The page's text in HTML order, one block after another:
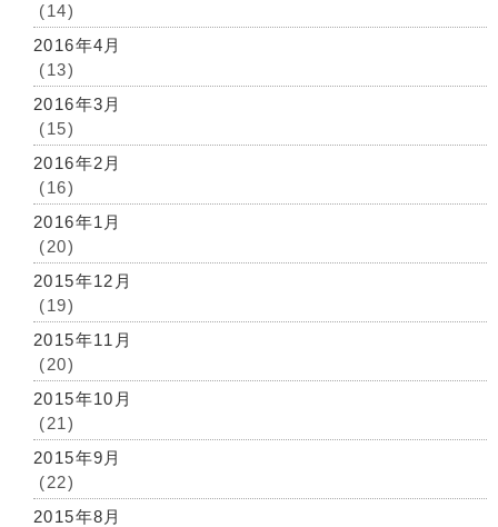
(14)
2016年4月
(13)
2016年3月
(15)
2016年2月
(16)
2016年1月
(20)
2015年12月
(19)
2015年11月
(20)
2015年10月
(21)
2015年9月
(22)
2015年8月